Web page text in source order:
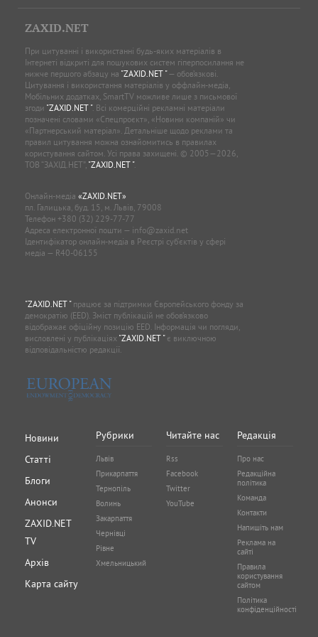
ZAXID.NET
При цитуванні і використанні будь-яких матеріалів в
Інтернеті відкриті для пошукових систем гіперпосилання не
нижче першого абзацу на "ZAXID.NET "— обов’язкові.
Цитування і використання матеріалів у оффлайн-медіа,
Мобільних додатках, SmartTV можливе лише з письмової
згоди "ZAXID.NET ". Всі комерційні рекламні матеріали
позначені словами «Спецпроєкт», «Новини компаній» чи
«Партнерський матеріал». Детальніше щодо реклами та
правил цитування можна ознайомитись в правилах
користування сайтом. Усі права захищені. © 2005—2026,
ТОВ “ЗАХІД.НЕТ”, "ZAXID.NET ".
Онлайн-медіа «ZAXID.NET»
пл. Галицька, буд. 15, м. Львів, 79008
Телефон +380 (32) 229-77-77
Адреса електронної пошти — info@zaxid.net
Ідентифікатор онлайн-медіа в Реєстрі суб'єктів у сфері
медіа — R40-06155
"ZAXID.NET "працює за підтримки Європейського фонду за
демократію (EED). Зміст публікацій не обов’язково
відображає офіційну позицію EED. Інформація чи погляди,
висловлені у публікаціях "ZAXID.NET "є виключною
відповідальністю редакції.
Новини
Статті
Блоги
Анонси
ZAXID.NET
TV
Архів
Карта сайту
Рубрики
Львів
Прикарпаття
Тернопіль
Волинь
Закарпаття
Чернівці
Рівне
Хмельницький
Читайте нас
Rss
Facebook
Twitter
YouTube
Редакція
Про нас
Редакційна
політика
Команда
Контакти
Напишіть нам
Реклама на
сайті
Правила
користування
сайтом
Політика
конфіденційності